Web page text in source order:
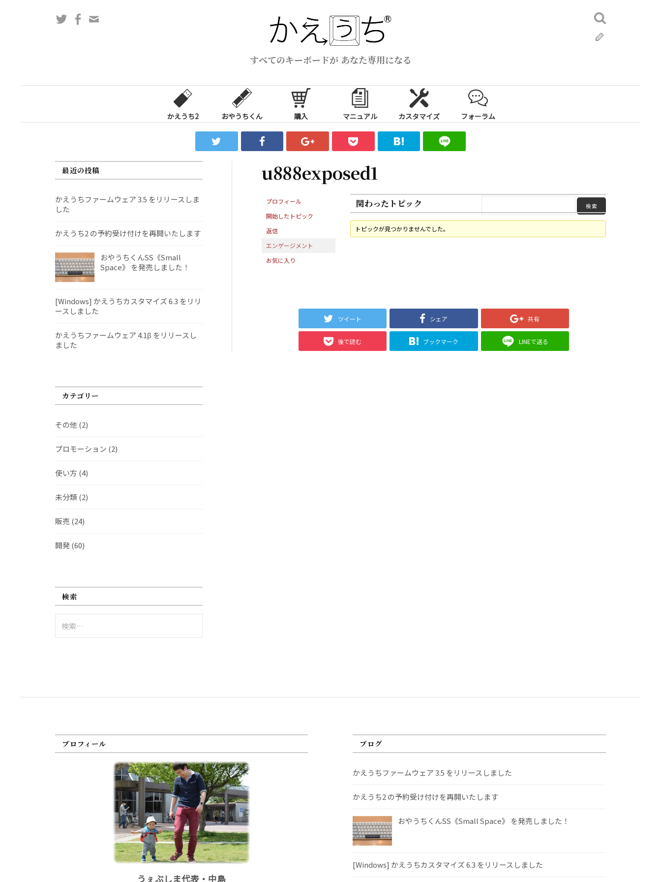
ス
すべてのキーボードが あなた専用になる
TwitterFacebook
検
索:
かえうち2 おやうちくん 購入 マニュアル カスタマイズ フォーラム
u888exposed1
プロフィール
開始したトピック
返信
エンゲージメント
お気に入り
関わったトピック
トピックが見つかりませんでした。
ツイート シェア 共有
後で読む ブックマーク LINEで送る
最近の投稿
かえうちファームウェア 3.5 をリリースしま
した
かえうち2 の予約受け付けを再開いたします
おやうちくんSS《Small
Space》 を発売しました！
[Windows] かえうちカスタマイズ 6.3 をリリ
ースしました
かえうちファームウェア 4.1β をリリースし
ました
カテゴリー
その他 (2)
プロモーション (2)
使い方 (4)
未分類 (2)
販売 (24)
開発(60)
検索
索:
プロフィール
うぇぶしま代表・中島
ブログ
かえうちファームウェア 3.5 をリリースしました
かえうち2 の予約受け付けを再開いたします
おやうちくんSS《Small Space》 を発売しました！
[Windows] かえうちカスタマイズ 6.3 をリリースしました